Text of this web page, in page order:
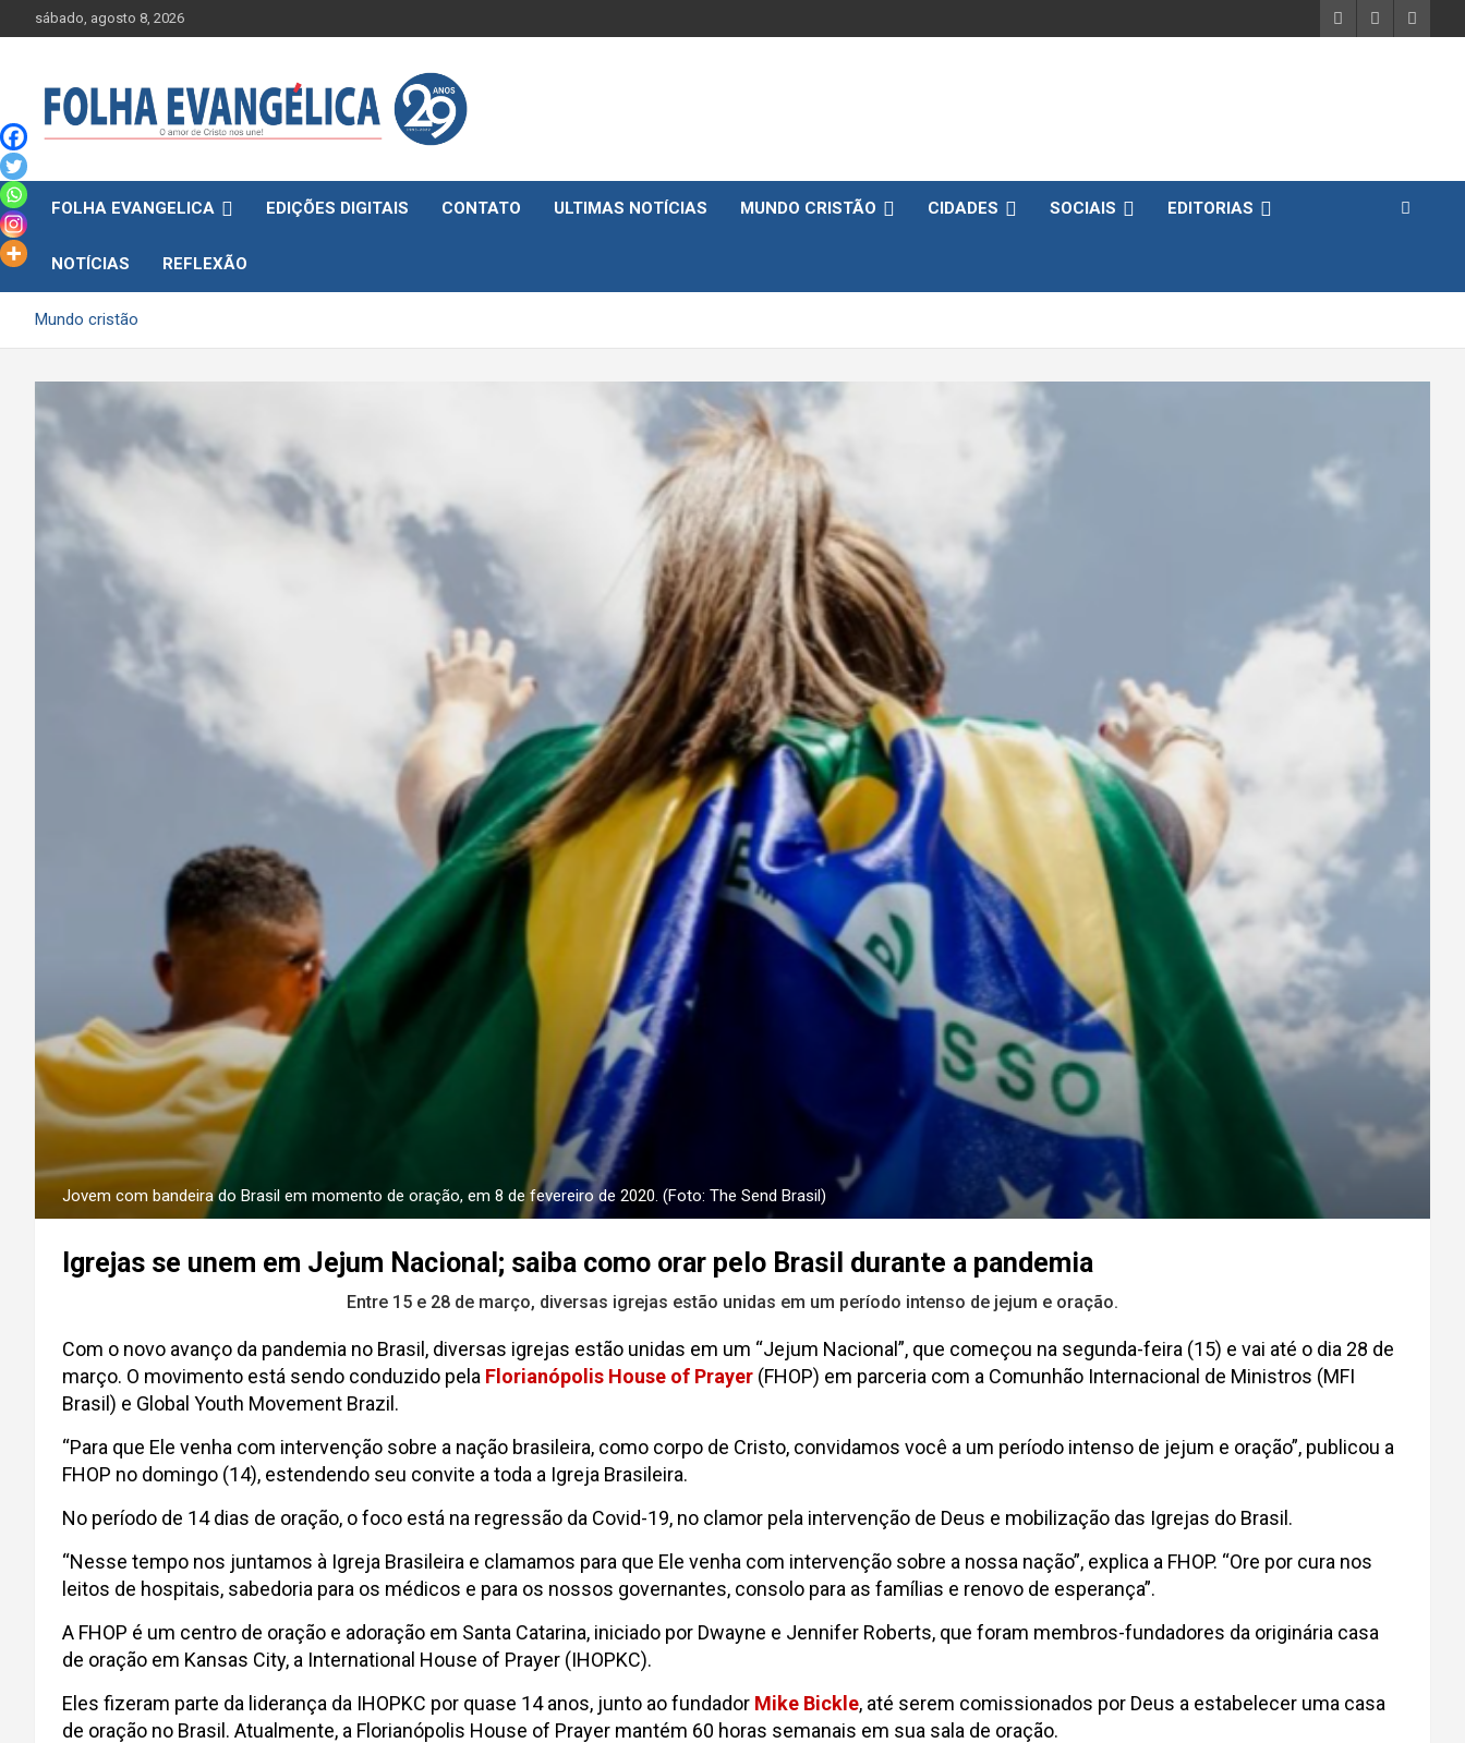
to
sábado, agosto 8, 2026
FOLHA EVANGELICA EDIÇÕES DIGITAIS CONTATO ULTIMAS NOTÍCIAS MUNDO CRISTÃO CIDADES SOCIAIS EDITORIAS
NOTÍCIAS REFLEXÃO
Mundo cristão
Jovem com bandeira do Brasil em momento de oração, em 8 de fevereiro de 2020. (Foto: The Send Brasil)
Igrejas se unem em Jejum Nacional; saiba como orar pelo Brasil durante a pandemia
Entre 15 e 28 de março, diversas igrejas estão unidas em um período intenso de jejum e oração.
Com o novo avanço da pandemia no Brasil, diversas igrejas estão unidas em um “Jejum Nacional”, que começou na segunda-feira (15) e vai até o dia 28 de
março. O movimento está sendo conduzido pela Florianópolis House of Prayer (FHOP) em parceria com a Comunhão Internacional de Ministros (MFI
Brasil) e Global Youth Movement Brazil.
“Para que Ele venha com intervenção sobre a nação brasileira, como corpo de Cristo, convidamos você a um período intenso de jejum e oração”, publicou a
FHOP no domingo (14), estendendo seu convite a toda a Igreja Brasileira.
No período de 14 dias de oração, o foco está na regressão da Covid-19, no clamor pela intervenção de Deus e mobilização das Igrejas do Brasil.
“Nesse tempo nos juntamos à Igreja Brasileira e clamamos para que Ele venha com intervenção sobre a nossa nação”, explica a FHOP. “Ore por cura nos
leitos de hospitais, sabedoria para os médicos e para os nossos governantes, consolo para as famílias e renovo de esperança”.
A FHOP é um centro de oração e adoração em Santa Catarina, iniciado por Dwayne e Jennifer Roberts, que foram membros-fundadores da originária casa
de oração em Kansas City, a International House of Prayer (IHOPKC).
Eles fizeram parte da liderança da IHOPKC por quase 14 anos, junto ao fundador Mike Bickle, até serem comissionados por Deus a estabelecer uma casa
de oração no Brasil. Atualmente, a Florianópolis House of Prayer mantém 60 horas semanais em sua sala de oração.